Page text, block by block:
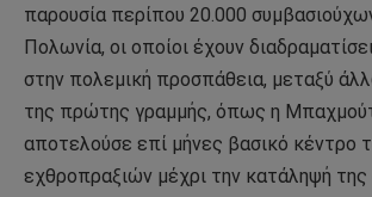
παρουσία περίπου 20.000
Πολωνία, οι οποίοι έχουν
στην πολεμική προσπάθεια, μεταξύ
της πρώτης γραμμής, όπως η
αποτελούσε επί μήνες βασικό κέντρο
εχθροπραξιών μέχρι την κατάληψή της